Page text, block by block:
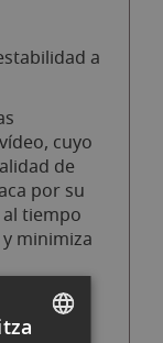
a
cuyo
de
por su
tiempo
minimiza
en